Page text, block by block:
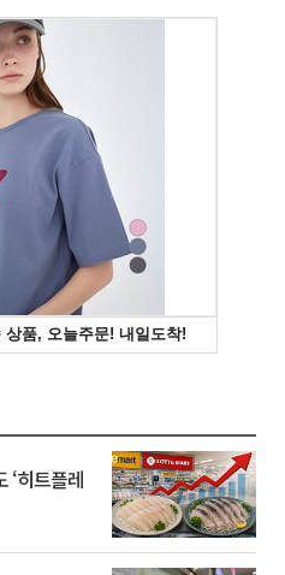
‘히트플레